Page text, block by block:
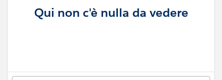
Qui non c'è nulla da vedere